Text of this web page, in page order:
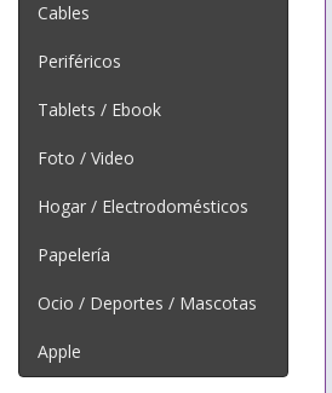
Cables
Periféricos
Tablets / Ebook
Foto / Video
Hogar / Electrodomésticos
Papelería
Ocio / Deportes / Mascotas
Apple